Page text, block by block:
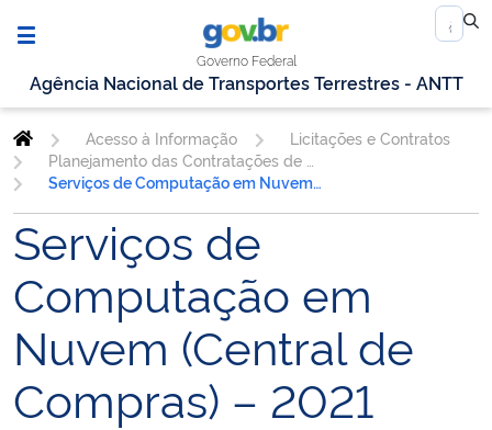
Governo Federal
Agência Nacional de Transportes Terrestres - ANTT
Acesso à Informação
Licitações e Contratos
Serviços de Computação em Nuvem (Central de Compras) – 2021
Serviços de
Computação em
Nuvem (Central de
Compras) – 2021